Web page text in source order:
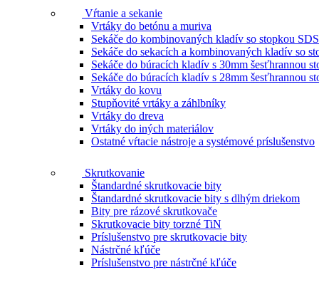
Vŕtanie a sekanie
Vrtáky do betónu a muriva
Sekáče do kombinovaných kladív so stopkou
Sekáče do sekacích a kombinovaných kladív so
Sekáče do búracích kladív s 30mm šesťhrannou
Sekáče do búracích kladív s 28mm šesťhrannou
Vrtáky do kovu
Stupňovité vrtáky a záhlbníky
Vrtáky do dreva
Vrtáky do iných materiálov
Ostatné vŕtacie nástroje a systémové príslušenstvo
Skrutkovanie
Štandardné skrutkovacie bity
Štandardné skrutkovacie bity s dlhým driekom
Bity pre rázové skrutkovače
Skrutkovacie bity torzné TiN
Príslušenstvo pre skrutkovacie bity
Nástrčné kľúče
Príslušenstvo pre nástrčné kľúče